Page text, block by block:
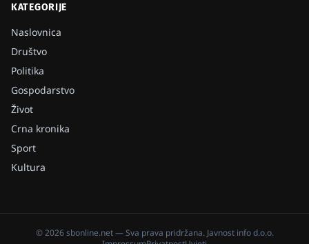
KATEGORIJE
Naslovnica
Društvo
Politika
Gospodarstvo
Život
Crna kronika
Sport
Kultura
©2026 sbonline.net— Sva prava pridržana. Javnost info d.o.o.